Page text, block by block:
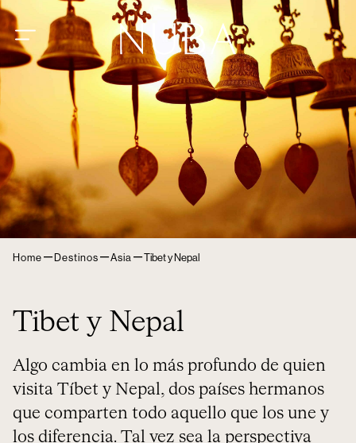
Home – Destinos –Asia –Tibet y Nepal
Tibet y Nepal
Algo cambia en lo más profundo de quien
visita Tíbet y Nepal, dos países hermanos
que comparten todo aquello que los une y
los diferencia. Tal vez sea la perspectiva